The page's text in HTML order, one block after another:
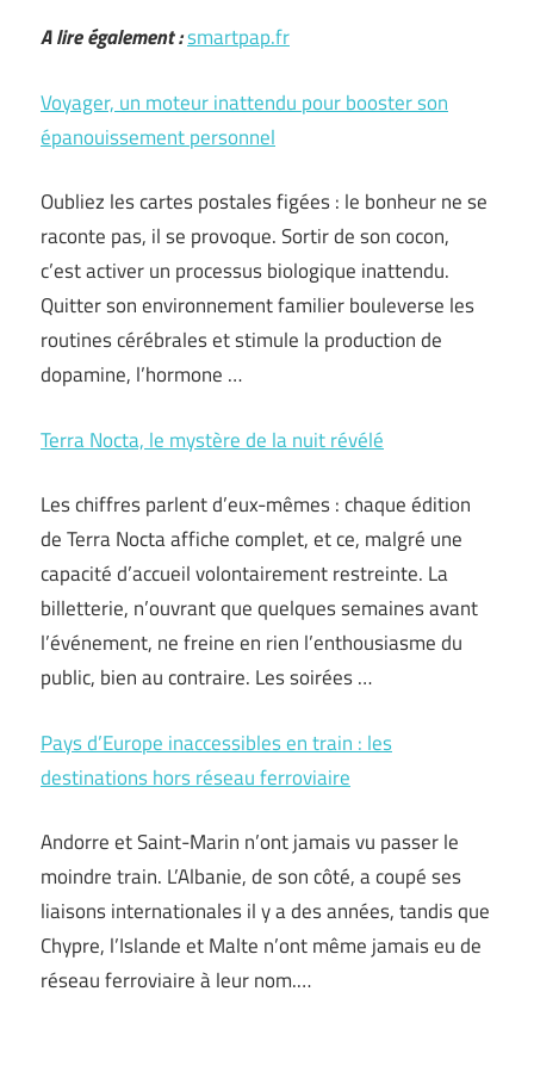
A lire également :smartpap.fr
Voyager, un moteur inattendu pour booster son
épanouissement personnel
Oubliez les cartes postales figées : le bonheur ne se
raconte pas, il se provoque. Sortir de son cocon,
c’est activer un processus biologique inattendu.
Quitter son environnement familier bouleverse les
routines cérébrales et stimule la production de
dopamine, l’hormone …
Terra Nocta, le mystère de la nuit révélé
Les chiffres parlent d’eux-mêmes : chaque édition
de Terra Nocta affiche complet, et ce, malgré une
capacité d’accueil volontairement restreinte. La
billetterie, n’ouvrant que quelques semaines avant
l’événement, ne freine en rien l’enthousiasme du
public, bien au contraire. Les soirées …
Pays d’Europe inaccessibles en train : les
destinations hors réseau ferroviaire
Andorre et Saint-Marin n’ont jamais vu passer le
moindre train. L’Albanie, de son côté, a coupé ses
liaisons internationales il y a des années, tandis que
Chypre, l’Islande et Malte n’ont même jamais eu de
réseau ferroviaire à leur nom.…